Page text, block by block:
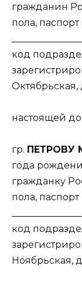
гражданин
пола,
код
Октябрьская,
настоящей
гр. ПЕТРОВУ
года
гражданку
пола, паспорт
код
Ноябрьская,